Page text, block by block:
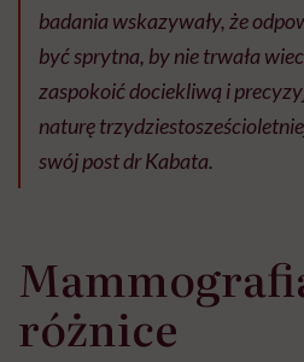
badania wskazywały, że
być sprytna, by nie trwała
zaspokoić dociekliwą i
naturę
swój post dr Kabata.
różnice